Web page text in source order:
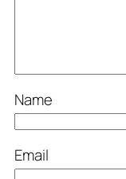
Name
Email